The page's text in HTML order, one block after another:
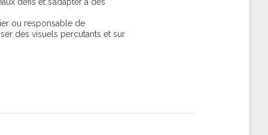
ou responsable de
des visuels percutants et sur